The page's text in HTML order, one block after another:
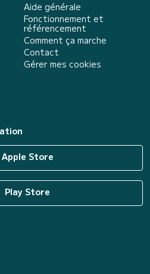
Aide générale
Fonctionnement et
référencement
Comment ça marche
Contact
Gérer mes cookies
Apple Store
Play Store